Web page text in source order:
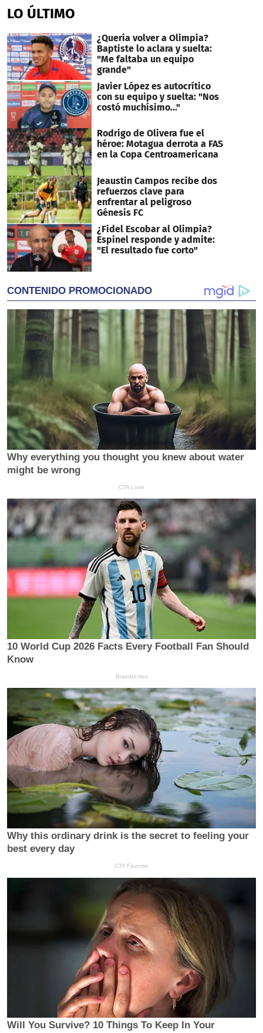
of
3
9
seconds
LO ÚLTIMO
¿Quería volver a Olimpia?
Baptiste lo aclara y suelta:
"Me faltaba un equipo
grande"
Javier López es autocrítico
con su equipo y suelta: "Nos
costó muchísimo..."
Rodrigo de Olivera fue el
héroe: Motagua derrota a FAS
en la Copa Centroamericana
Jeaustin Campos recibe dos
refuerzos clave para
enfrentar al peligroso
Génesis FC
¿Fidel Escobar al Olimpia?
Espinel responde y admite:
"El resultado fue corto"